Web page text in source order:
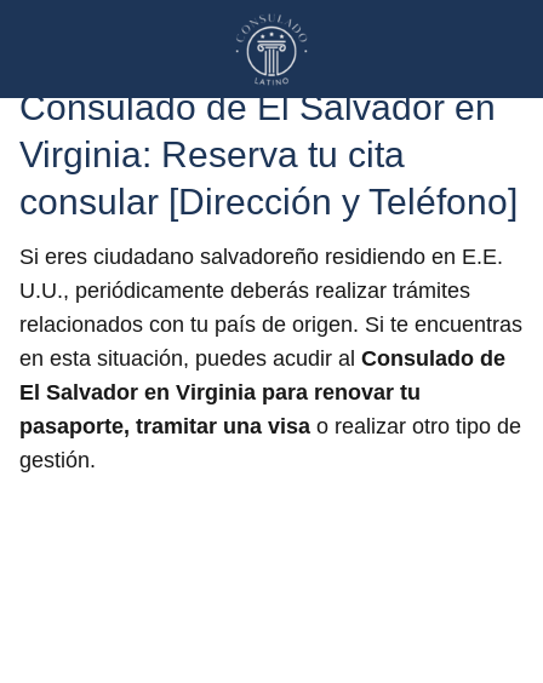
Consulado de El Salvador en
Virginia: Reserva tu cita
consular [Dirección y Teléfono]
Si eres ciudadano salvadoreño residiendo en E.E.
U.U., periódicamente deberás realizar trámites
relacionados con tu país de origen. Si te encuentras
en esta situación, puedes acudir al Consulado de
El Salvador en Virginia para renovar tu
pasaporte, tramitar una visa o realizar otro tipo de
gestión.